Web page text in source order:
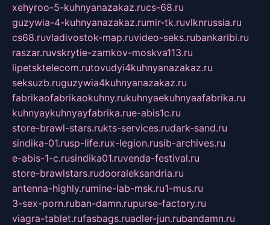
xehyroo-5-kuhnyanazakaz.rucs-68.ru
guzywia-4-kuhnyanazakaz.rumir-tk.ruvlknrussia.ru
cs68.ruvladivostok-map.ruvideo-seks.rubankaribi.ru
raszar.ruvskrytie-zamkov-moskva113.ru
lipetsktelecom.rutovudyi4kuhnyanazakaz.ru
seksuzb.ruguzywia4kuhnyanazakaz.ru
fabrikaofabrikaokuhny.rukuhnyaekuhnyaafabrika.ru
kuhnyaykuhnyayfabrika.rue-abis1c.ru
store-brawl-stars.rukts-services.rudark-sand.ru
sindika-01.rusp-life.rux-legion.rusib-archives.ru
e-abis-1-c.rusindika01.ruvenda-festival.ru
store-brawlstars.rudooraleksandria.ru
antenna-highly.rumine-lab-msk.ru1-mus.ru
3-sex-porn.ruban-damn.rupurse-factory.ru
viagra-tablet.rufasbags.ruadler-jun.rubandamn.ru